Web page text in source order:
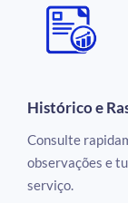
Histórico e
Consulte
observações e
serviço.